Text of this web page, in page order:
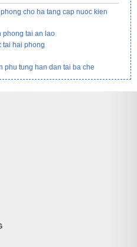
cho ha tang cap nuoc kien
phong tai an lao
tai hai phong
phu tung han dan tai ba che